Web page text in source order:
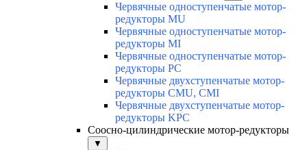
Червячные одноступенчатые мотор-
редукторы MU
Червячные одноступенчатые мотор-
редукторы MI
Червячные одноступенчатые мотор-
редукторы PC
Червячные двухступенчатые мотор-
редукторы CMU, CMI
Червячные двухступенчатые мотор-
редукторы KPC
Соосно-цилиндрические мотор-редукторы
▼